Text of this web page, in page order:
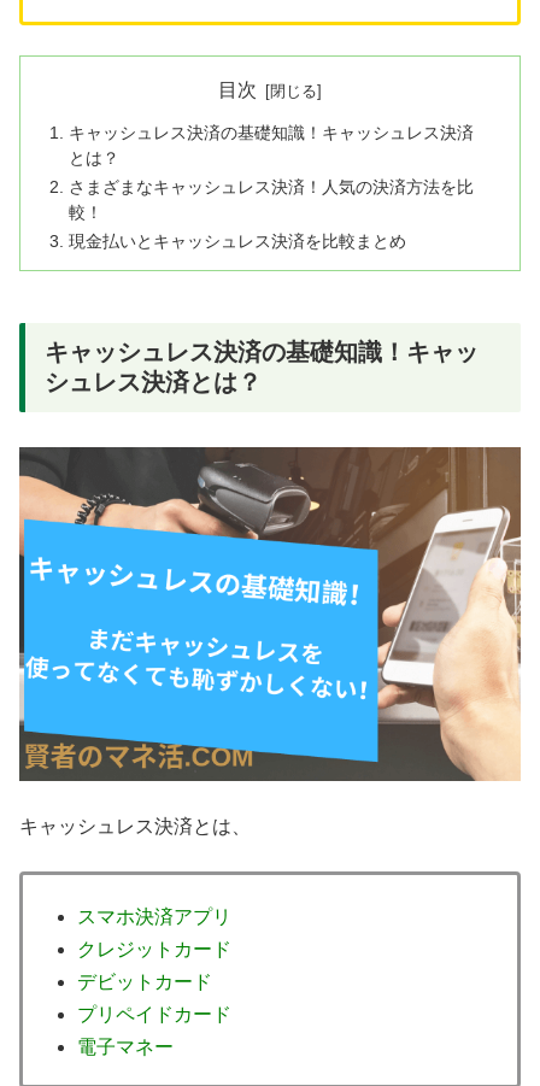
目次
キャッシュレス決済の基礎知識！キャッシュレス決済
とは？
さまざまなキャッシュレス決済！人気の決済方法を比
較！
現金払いとキャッシュレス決済を比較まとめ
キャッシュレス決済の基礎知識！キャッ
シュレス決済とは？
キャッシュレス決済とは、
スマホ決済アプリ
クレジットカード
デビットカード
プリペイドカード
電子マネー